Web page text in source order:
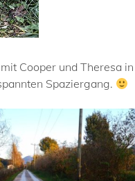
Cooper und Theresa
Spaziergang.